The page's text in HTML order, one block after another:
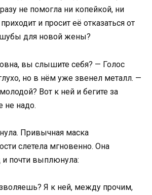
не помогла ни копейкой, ни
и просит её отказаться от
для новой жены?
вы слышите себя? — Голос
но в нём уже звенел металл. —
Вот к ней и бегите за
не надо.
Привычная маска
слетела мгновенно. Она
и почти выплюнула:
Я к ней, между прочим,